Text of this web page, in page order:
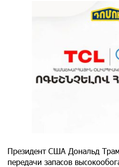
Президент США Дональд
передачи запасов